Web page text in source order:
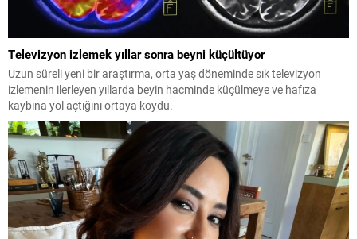
Televizyon izlemek yıllar sonra beyni küçültüyor
Uzun süreli yeni bir araştırma, orta yaş döneminde sık televizyon
izlemenin ilerleyen yıllarda beyin hacminde küçülmeye ve hafıza
kaybına yol açtığını ortaya koydu.